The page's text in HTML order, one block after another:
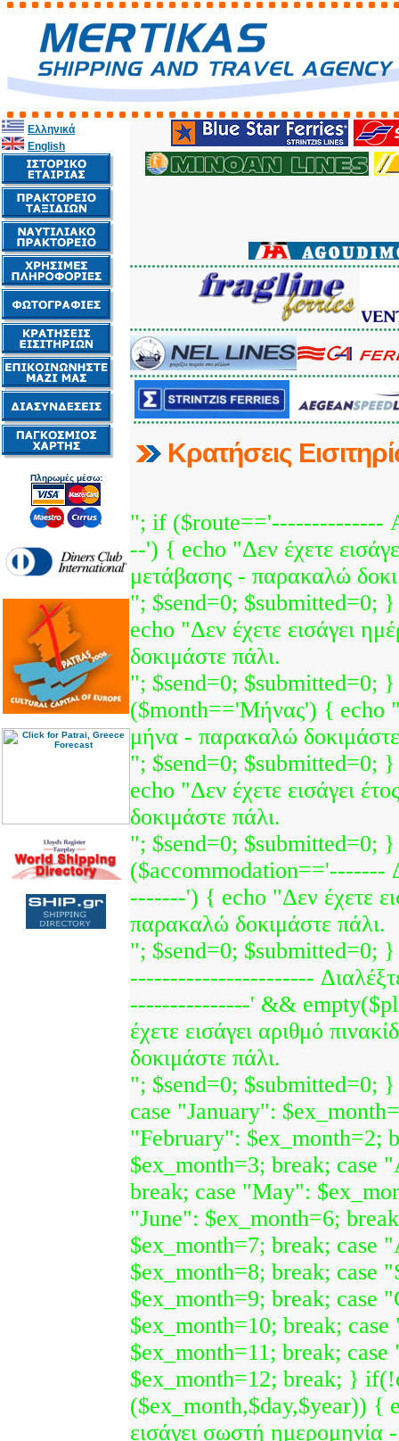
Ελληνικά
English
Κρατήσεις
"; if ($route=='--------------
--') { echo "Δεν έχετε
μετάβασης - παρακαλώ
"; $send=0; $submitted=0;
echo "Δεν έχετε εισάγει
δοκιμάστε πάλι.
"; $send=0; $submitted=0;
($month=='Μήνας') { echo
μήνα - παρακαλώ
"; $send=0; $submitted=0;
echo "Δεν έχετε εισάγει
δοκιμάστε πάλι.
"; $send=0; $submitted=0;
($accommodation=='-------
-------') { echo "Δεν έχετε
παρακαλώ δοκιμάστε πάλι.
"; $send=0;
-----------------------
---------------' &&
έχετε εισάγει αριθμό
δοκιμάστε πάλι.
"; $send=0; $submitted=0;
case "January":
"February": $ex_month=2;
$ex_month=3; break; case
break; case "May":
"June": $ex_month=6;
$ex_month=7; break; case
$ex_month=8; break; case
$ex_month=9; break; case
$ex_month=10; break;
$ex_month=11; break;
$ex_month=12; break; }
($ex_month,$day,$year)) {
εισάγει σωστή
Πληρωμές μέσω: